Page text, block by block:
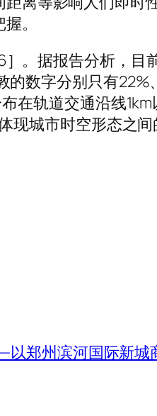
。
。据报告分析，目
数字分别只有22%
在轨道交通沿线
城市时空形态之间
以郑州滨河国际新城